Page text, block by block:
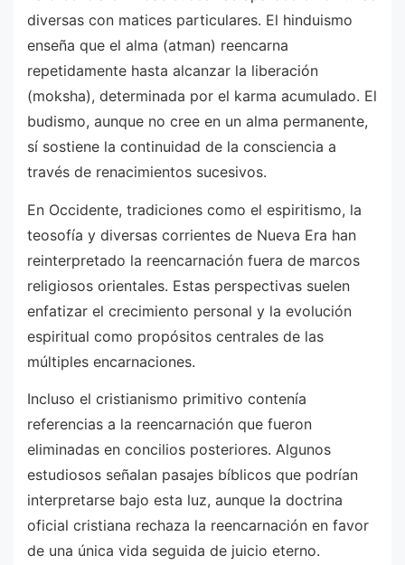
diversas con matices particulares. El hinduismo
enseña que el alma (atman) reencarna
repetidamente hasta alcanzar la liberación
(moksha), determinada por el karma acumulado. El
budismo, aunque no cree en un alma permanente,
sí sostiene la continuidad de la consciencia a
través de renacimientos sucesivos.
En Occidente, tradiciones como el espiritismo, la
teosofía y diversas corrientes de Nueva Era han
reinterpretado la reencarnación fuera de marcos
religiosos orientales. Estas perspectivas suelen
enfatizar el crecimiento personal y la evolución
espiritual como propósitos centrales de las
múltiples encarnaciones.
Incluso el cristianismo primitivo contenía
referencias a la reencarnación que fueron
eliminadas en concilios posteriores. Algunos
estudiosos señalan pasajes bíblicos que podrían
interpretarse bajo esta luz, aunque la doctrina
oficial cristiana rechaza la reencarnación en favor
de una única vida seguida de juicio eterno.